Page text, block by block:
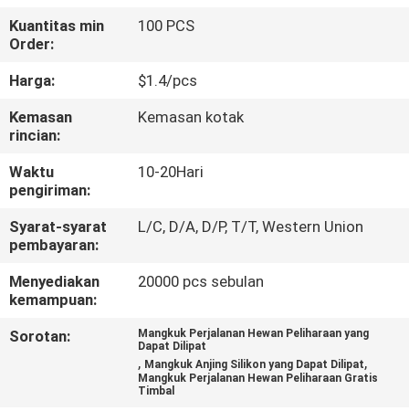
HUBUNGI
KAMI
PERMINTAAN
PENAWARAN
BLOG/NEWS
SITEMAP
Kuantitas min
Order:
100 PCS
Harga:
$1.4/pcs
Kemasan
rincian:
Kemasan kotak
Waktu
pengiriman:
10-20Hari
Syarat-syarat
pembayaran:
L/C, D/A, D/P, T/T, Western Union
Menyediakan
kemampuan:
20000 pcs sebulan
Sorotan:
Mangkuk Perjalanan Hewan Peliharaan yang
Dapat Dilipat
, Mangkuk Anjing Silikon yang Dapat Dilipat,
Mangkuk Perjalanan Hewan Peliharaan Gratis
Timbal